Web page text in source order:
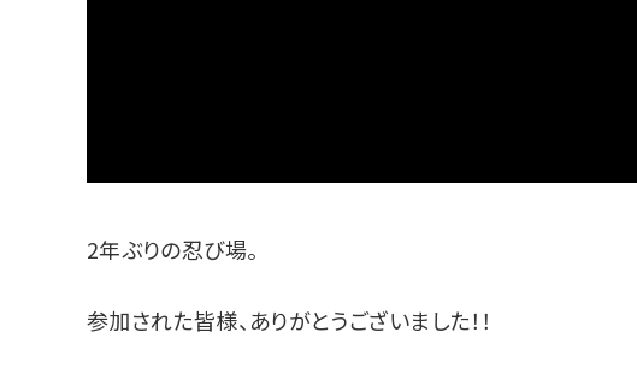
2年ぶりの忍び場。
参加された皆様、ありがとうございました！！